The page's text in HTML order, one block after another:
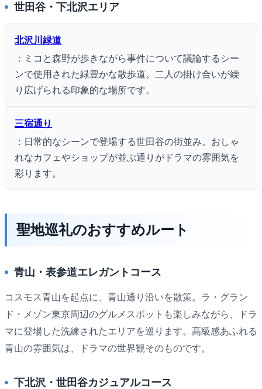
世田谷・下北沢エリア
北沢川緑道
：ミコと森野が歩きながら事件について議論するシー
ンで使用された緑豊かな散歩道。二人の掛け合いが繰
り広げられる印象的な場所です。
三宿通り
：日常的なシーンで登場する世田谷の街並み。おしゃ
れなカフェやショップが並ぶ通りがドラマの雰囲気を
彩ります。
聖地巡礼のおすすめルート
青山・表参道エレガントコース
コスモス青山を起点に、青山通り沿いを散策。ラ・グラン
ド・メゾン東京周辺のグルメスポットも楽しみながら、ドラ
マに登場した洗練されたエリアを巡ります。高級感あふれる
青山の雰囲気は、ドラマの世界観そのものです。
下北沢・世田谷カジュアルコース